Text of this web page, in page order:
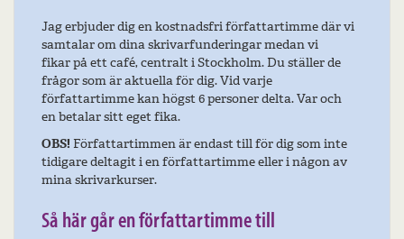
Jag erbjuder dig en kostnadsfri författartimme där vi
samtalar om dina skrivarfunderingar medan vi
fikar på ett café, centralt i Stockholm. Du ställer de
frågor som är aktuella för dig. Vid varje
författartimme kan högst 6 personer delta. Var och
en betalar sitt eget fika.
OBS! Författartimmen är endast till för dig som inte
tidigare deltagit i en författartimme eller i någon av
mina skrivarkurser.
Så här går en författartimme till